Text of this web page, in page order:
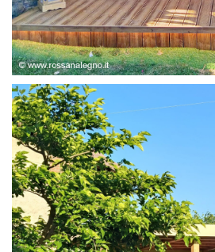
STRUTTURA ABETE LAMELLARE,
LARICE,